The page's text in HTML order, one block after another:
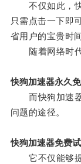
不仅如此，快
只需点击一下即
省用户的宝贵时间
随着网络时代
快狗加速器永久
而快狗加速器
问题的途径。
快狗加速器免费
它不仅能够提